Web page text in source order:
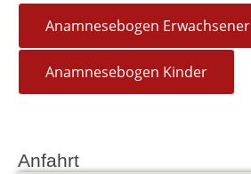
Anamnesebogen Erwachsener
Anamnesebogen Kinder
Anfahrt